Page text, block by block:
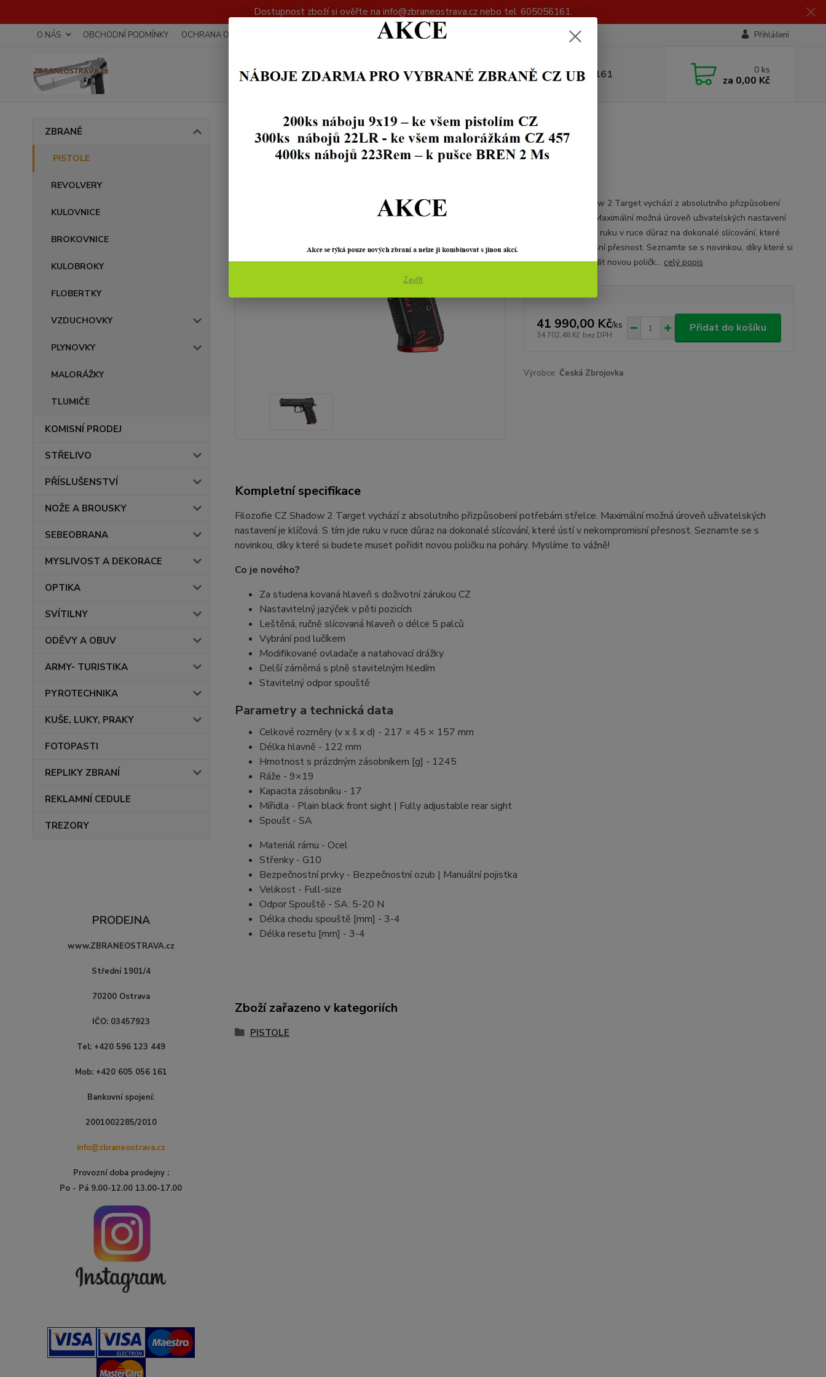
Dostupnost zboží si ověřte na info@zbraneostrava.cz nebo tel. 605056161.
O NÁS OBCHODNÍ PODMÍNKY OCHRANA OSOBNÍCH ÚDAJŮ Přihlášení
Hledat +420 605 056 161 0 ks
za 0,00 Kč
ZBRANĚ
PISTOLE
REVOLVERY
KULOVNICE
BROKOVNICE
KULOBROKY
FLOBERTKY
VZDUCHOVKY
PLYNOVKY
MALORÁŽKY
TLUMIČE
KOMISNÍ PRODEJ
STŘELIVO
PŘÍSLUŠENSTVÍ
NOŽE A BROUSKY
SEBEOBRANA
MYSLIVOST A DEKORACE
OPTIKA
SVÍTILNY
ODĚVY A OBUV
ARMY- TURISTIKA
PYROTECHNIKA
KUŠE, LUKY, PRAKY
FOTOPASTI
REPLIKY ZBRANÍ
REKLAMNÍ CEDULE
TREZORY
PRODEJNA
www.ZBRANEOSTRAVA.cz
Střední 1901/4
70200 Ostrava
IČO: 03457923
Tel: +420 596 123 449
Mob: +420 605 056 161
Bankovní spojení:
2001002285/2010
info@zbraneostrava.cz
Provozní doba prodejny :
Po - Pá 9.00-12.00 13.00-17.00
ZBRANĚ PISTOLE CZ SHADOW 2 TARGET 5"
CZ SHADOW 2 TARGET 5"
Filozofie CZ Shadow 2 Target vychází z absolutního přizpůsobení
potřebám střelce. Maximální možná úroveň uživatelských nastavení
je klíčová. S tím jde ruku v ruce důraz na dokonalé slícování, které
ústí v nekompromisní přesnost. Seznamte se s novinkou, díky které si
budete muset pořídit novou poličk... celý popis
41 990,00 Kč/ks
34 702,48 Kč bez DPH
Přidat do košíku
Výrobce: Česká Zbrojovka
Kompletní specifikace
Filozofie CZ Shadow 2 Target vychází z absolutního přizpůsobení potřebám střelce. Maximální možná úroveň uživatelských
nastavení je klíčová. S tím jde ruku v ruce důraz na dokonalé slícování, které ústí v nekompromisní přesnost. Seznamte se s
novinkou, díky které si budete muset pořídit novou poličku na poháry. Myslíme to vážně!
Co je nového?
Za studena kovaná hlaveň s doživotní zárukou CZ
Nastavitelný jazýček v pěti pozicích
Leštěná, ručně slícovaná hlaveň o délce 5 palců
Vybrání pod lučíkem
Modifikované ovladače a natahovací drážky
Delší záměrná s plně stavitelným hledím
Stavitelný odpor spouště
Parametry a technická data
Celkové rozměry (v x š x d) - 217 × 45 × 157 mm
Délka hlavně - 122 mm
Hmotnost s prázdným zásobníkem [g] - 1245
Ráže - 9×19
Kapacita zásobníku - 17
Mířidla - Plain black front sight | Fully adjustable rear sight
Spoušť - SA
Materiál rámu - Ocel
Střenky - G10
Bezpečnostní prvky - Bezpečnostní ozub | Manuální pojistka
Velikost - Full-size
Odpor Spouště - SA: 5-20 N
Délka chodu spouště [mm] - 3-4
Délka resetu [mm] - 3-4
Zboží zařazeno v kategoriích
PISTOLE
Zavřít